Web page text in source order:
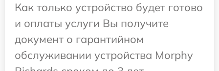
Как только устройство будет готово
и оплаты услуги Вы получите
документ о гарантийном
обслуживании устройства Morphy